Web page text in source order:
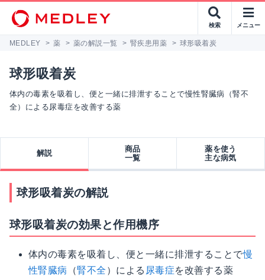
検索 メニュー
MEDLEY > 薬 > 薬の解説一覧 > 腎疾患用薬 > 球形吸着炭
球形吸着炭
体内の毒素を吸着し、便と一緒に排泄することで慢性腎臓病（腎不
全）による尿毒症を改善する薬
解説
商品
一覧
薬を使う
主な病気
球形吸着炭の解説
球形吸着炭の効果と作用機序
体内の毒素を吸着し、便と一緒に排泄することで慢
性腎臓病
（腎不全 ）による 尿毒症を改善する薬